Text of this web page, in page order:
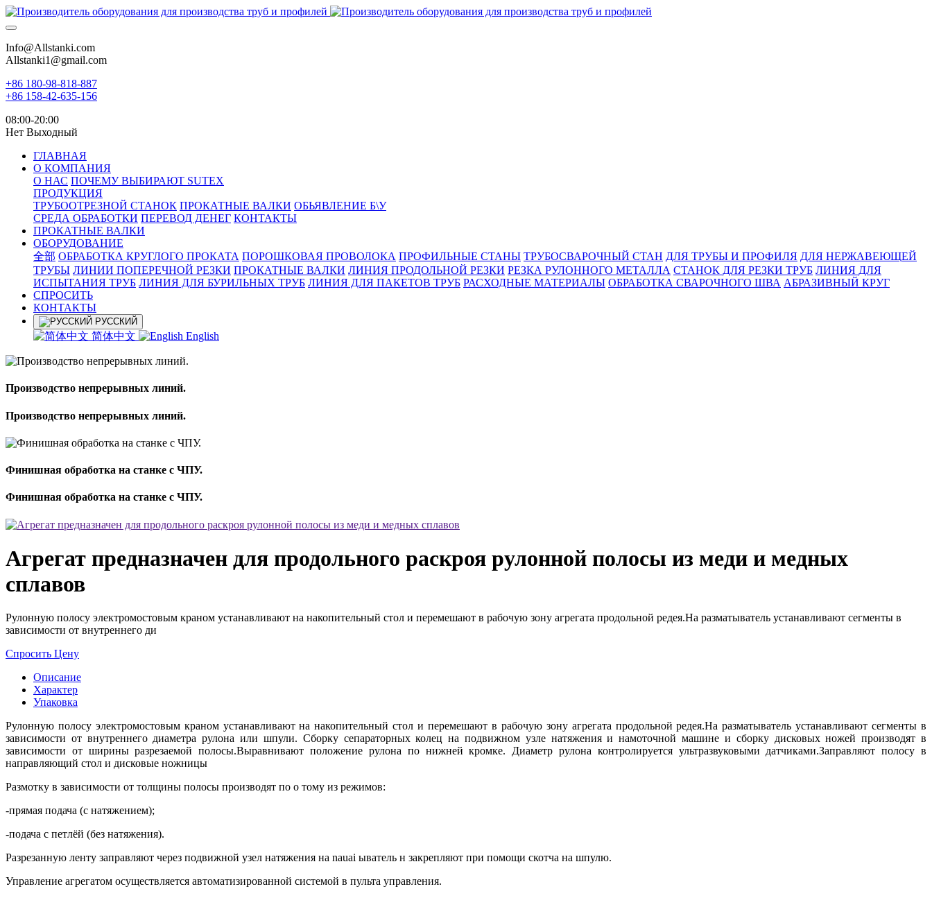
Info@Allstanki.com
Allstanki1@gmail.com
+86 180-98-818-887
+86 158-42-635-156
08:00-20:00
Нет Выходный
ГЛАВНАЯ
О КОМПАНИЯ
О НАС ПОЧЕМУ ВЫБИРАЮТ SUTEX
ПРОДУКЦИЯ
ТРУБООТРЕЗНОЙ СТАНОК ПРОКАТНЫЕ ВАЛКИ ОБЬЯВЛЕНИЕ Б\У
СРЕДА ОБРАБОТКИ ПЕРЕВОД ДЕНЕГ КОНТАКТЫ
ПРОКАТНЫЕ ВАЛКИ
ОБОРУДОВАНИЕ
全部 ОБРАБОТКА КРУГЛОГО ПРОКАТА ПОРОШКОВАЯ ПРОВОЛОКА ПРОФИЛЬНЫЕ СТАНЫ ТРУБОСВАРОЧНЫЙ СТАН ДЛЯ ТРУБЫ И ПРОФИЛЯ ДЛЯ НЕРЖАВЕЮЩЕЙ
ТРУБЫ ЛИНИИ ПОПЕРЕЧНОЙ РЕЗКИ ПРОКАТНЫЕ ВАЛКИ ЛИНИЯ ПРОДОЛЬНОЙ РЕЗКИ РЕЗКА РУЛОННОГО МЕТАЛЛА СТАНОК ДЛЯ РЕЗКИ ТРУБ ЛИНИЯ ДЛЯ
ИСПЫТАНИЯ ТРУБ ЛИНИЯ ДЛЯ БУРИЛЬНЫХ ТРУБ ЛИНИЯ ДЛЯ ПАКЕТОВ ТРУБ РАСХОДНЫЕ МАТЕРИАЛЫ OБРАБОТКА СВАРОЧНОГО ШВА АБРАЗИВНЫЙ КРУГ
СПРОСИТЬ
КОНТАКТЫ
РУССКИЙ
简体中文 English
Производство непрерывных линий.
Производство непрерывных линий.
Финишная обработка на станке с ЧПУ.
Финишная обработка на станке с ЧПУ.
Агрегат предназначен для продольного раскроя рулонной полосы из меди и медных
сплавов
Рулонную полосу электромостовым краном устанавливают на накопительный стол и перемешают в рабочую зону агрегата продольной редея.На разматыватель устанавливают сегменты в
зависимости от внутреннего ди
Спросить Цену
Описание
Характер
Упаковка
Рулонную полосу электромостовым краном устанавливают на накопительный стол и перемешают в рабочую зону агрегата продольной редея.На разматыватель устанавливают сегменты в
зависимости от внутреннего диаметра рулона или шпули. Сборку сепараторных колец на подвижном узле натяжения и намоточной машине и сборку дисковых ножей производят в
зависимости от ширины разрезаемой полосы.Выравнивают положение рулона по нижней кромке. Диаметр рулона контролируется ультразвуковыми датчиками.Заправляют полосу в
направляющий стол и дисковые ножницы
Размотку в зависимости от толщины полосы производят по о тому из режимов:
-прямая подача (с натяжением);
-подача с петлёй (без натяжения).
Разрезанную ленту заправляют через подвижной узел натяжения на nauai ыватель н закрепляют при помощи скотча на шпулю.
Управление агрегатом осуществляется автоматизированной системой в пульта управления.